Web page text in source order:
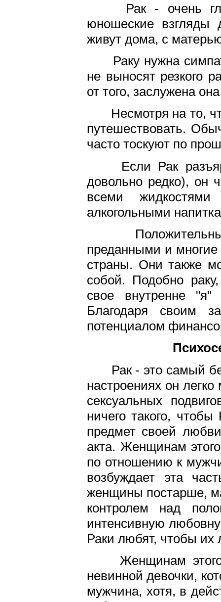
Рак - очень
юношеские взгляды
живут дома, с
Раку нужна
не выносят резкого
от того, заслужена
Несмотря на то,
путешествовать.
часто тоскуют по
Если Рак
довольно редко), он
всеми
алкогольными
преданными и многие
страны. Они также
собой. Подобно
свое внутренне
Благодаря своим
потенциалом
Рак - это самый
настроениях он
сексуальных
ничего такого,
предмет своей
акта. Женщинам
по отношению к
возбуждает эта
женщины постарше,
контролем над
интенсивную
Раки любят, чтобы их
Женщинам этого
невинной девочки,
мужчина, хотя, в